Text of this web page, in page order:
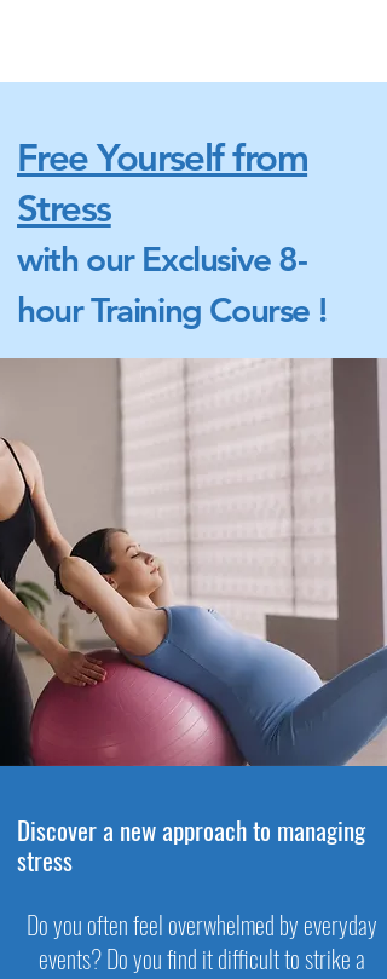
Free Yourself from
Stress
with our Exclusive 8-
hour Training Course !
Discover a new approach to managing
stress
Do you often feel overwhelmed by everyday
events? Do you find it difficult to strike a